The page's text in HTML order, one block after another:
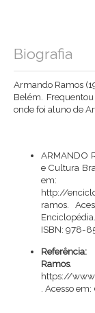
Biografia
Armando Ramos
Belém.
onde foi aluno de
ARMANDO
e Cultura
em:
http://
ramos.
Enciclopédia.
ISBN: 978-
Referência:
Ramos.
https://
. Acesso